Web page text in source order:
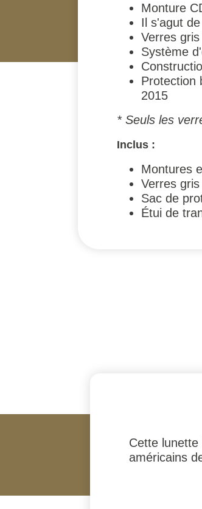
Monture
Il s'agut
Verres
Système
Protection
2015
* Seuls les
Inclus :
Montures
Verres
Sac de
Étui de
Cette
américains